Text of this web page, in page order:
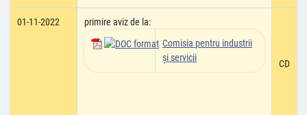
01-11-2022
primire aviz de la:
Comisia pentru industrii
şi servicii
CD